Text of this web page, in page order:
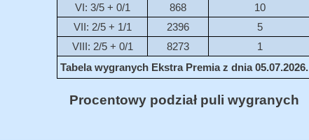
VI: 3/5 + 0/1
868
10
VII: 2/5 + 1/1
2396
5
VIII: 2/5 + 0/1
8273
1
Tabela wygranych Ekstra Premia z dnia 05.07.2026.
Procentowy podział puli wygranych